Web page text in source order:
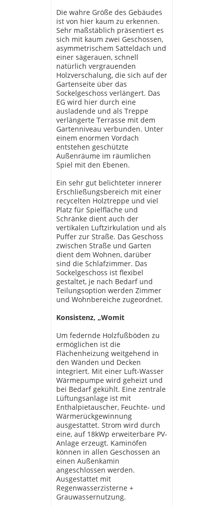
Die wahre Größe des Gebäudes
ist von hier kaum zu erkennen.
Sehr maßstäblich präsentiert es
sich mit kaum zwei Geschossen,
asymmetrischem Satteldach und
einer sägerauen, schnell
natürlich vergrauenden
Holzverschalung, die sich auf der
Gartenseite über das
Sockelgeschoss verlängert. Das
EG wird hier durch eine
ausladende und als Treppe
verlängerte Terrasse mit dem
Gartenniveau verbunden. Unter
einem enormen Vordach
entstehen geschützte
Außenräume im räumlichen
Spiel mit den Ebenen.
Ein sehr gut belichteter innerer
Erschließungsbereich mit einer
recycelten Holztreppe und viel
Platz für Spielfläche und
Schränke dient auch der
vertikalen Luftzirkulation und als
Puffer zur Straße. Das Geschoss
zwischen Straße und Garten
dient dem Wohnen, darüber
sind die Schlafzimmer. Das
Sockelgeschoss ist flexibel
gestaltet, je nach Bedarf und
Teilungsoption werden Zimmer
und Wohnbereiche zugeordnet.
Konsistenz, „Womit
Um federnde Holzfußböden zu
ermöglichen ist die
Flächenheizung weitgehend in
den Wänden und Decken
integriert. Mit einer Luft-Wasser
Wärmepumpe wird geheizt und
bei Bedarf gekühlt. Eine zentrale
Lüftungsanlage ist mit
Enthalpietauscher, Feuchte- und
Wärmerückgewinnung
ausgestattet. Strom wird durch
eine, auf 18kWp erweiterbare PV-
Anlage erzeugt. Kaminöfen
können in allen Geschossen an
einen Außenkamin
angeschlossen werden.
Ausgestattet mit
Regenwasserzisterne +
Grauwassernutzung.